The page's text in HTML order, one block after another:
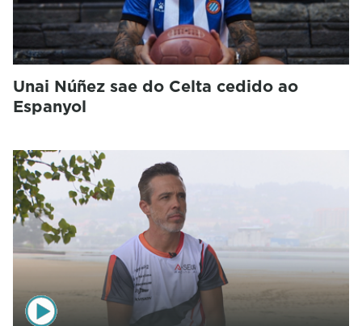
Unai Núñez sae do Celta cedido ao
Espanyol